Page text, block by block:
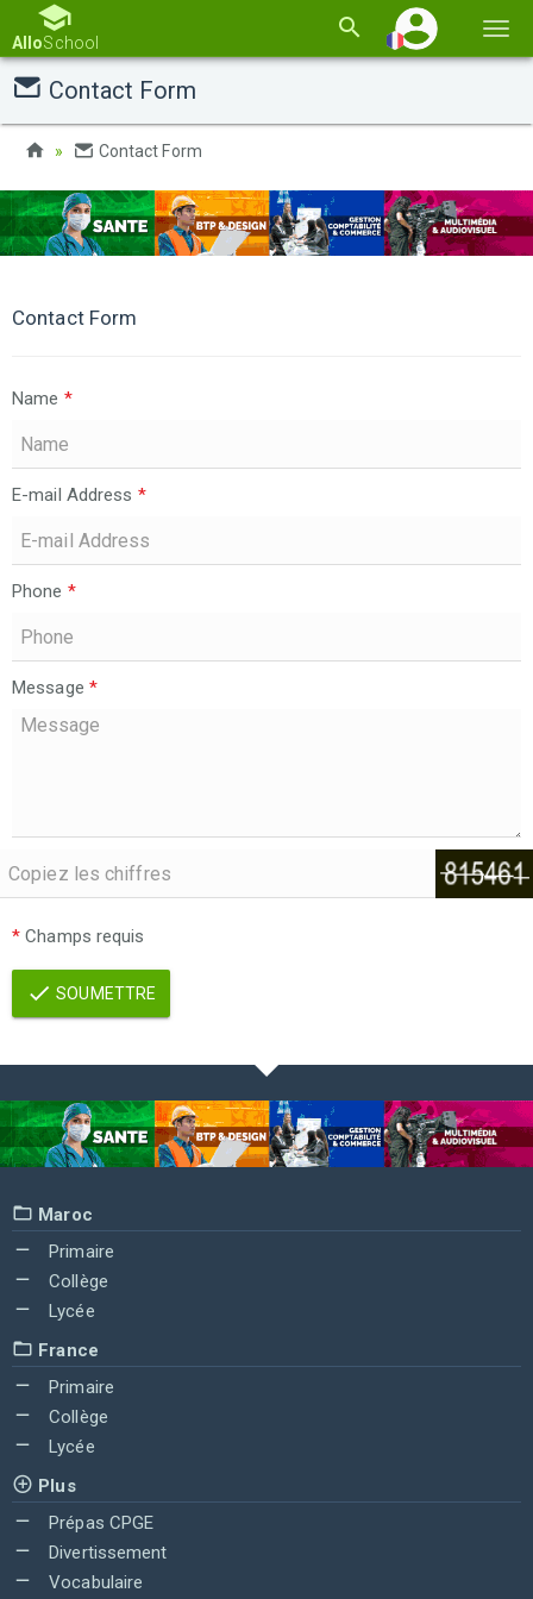
la
AlloSchool
Contact Form
Contact Form
Contact Form
Name *
E-mail Address *
Phone *
Message *
* Champs requis
SOUMETTRE
Maroc
Primaire
Collège
Lycée
France
Primaire
Collège
Lycée
Plus
Prépas CPGE
Divertissement
Vocabulaire